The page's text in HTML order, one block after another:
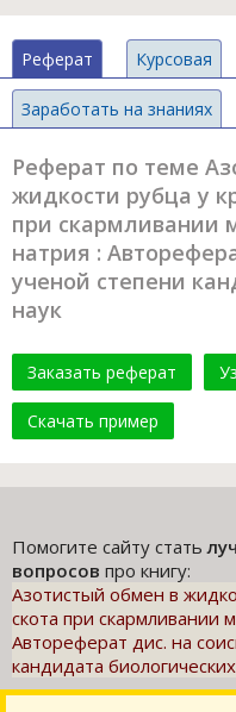
Реферат Курсовая
Заработать на знаниях
Реферат по теме
жидкости рубца у
при скармливании
натрия :
ученой степени
наук
Заказать реферат
Скачать пример
Помогите сайту стать
вопросов про книгу:
Азотистый обмен в
скота при скармливании
Автореферат дис. на
кандидата